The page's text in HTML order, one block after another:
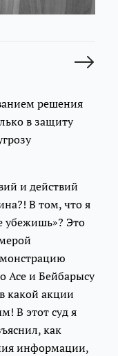
решения
в защиту
и действий
В том, что я
убежишь»? Это
Асе и Бейбарысу
какой акции
В этот суд я
как
информации,